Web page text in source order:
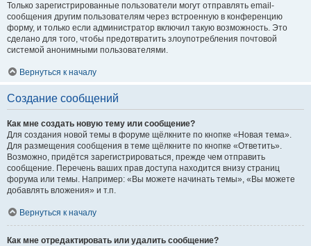
Только зарегистрированные пользователи могут отправлять email-
сообщения другим пользователям через встроенную в конференцию
форму, и только если администратор включил такую возможность. Это
сделано для того, чтобы предотвратить злоупотребления почтовой
системой анонимными пользователями.
Вернуться к началу
Создание сообщений
Как мне создать новую тему или сообщение?
Для создания новой темы в форуме щёлкните по кнопке «Новая тема».
Для размещения сообщения в теме щёлкните по кнопке «Ответить».
Возможно, придётся зарегистрироваться, прежде чем отправить
сообщение. Перечень ваших прав доступа находится внизу страниц
форума или темы. Например: «Вы можете начинать темы», «Вы можете
добавлять вложения» и т.п.
Вернуться к началу
Как мне отредактировать или удалить сообщение?